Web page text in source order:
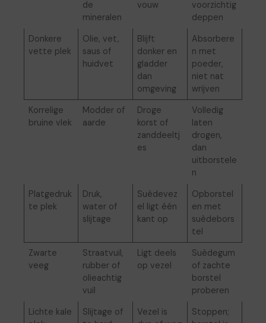
de
mineralen
vouw
voorzichtig
deppen
Donkere
vette plek
Olie, vet,
saus of
huidvet
Blijft
donker en
gladder
dan
omgeving
Absorbere
n met
poeder,
niet nat
wrijven
Korrelige
bruine vlek
Modder of
aarde
Droge
korst of
zanddeeltj
es
Volledig
laten
drogen,
dan
uitborstele
n
Platgedruk
te plek
Druk,
water of
slijtage
Suèdevez
el ligt één
kant op
Opborstel
en met
suèdebors
tel
Zwarte
veeg
Straatvuil,
rubber of
olieachtig
vuil
Ligt deels
op vezel
Suèdegum
of zachte
borstel
proberen
Lichte kale
Slijtage of
Vezel is
Stoppen;